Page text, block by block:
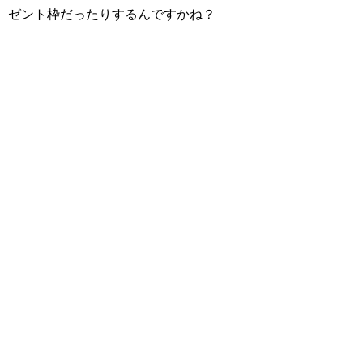
ゼント枠だったりするんですかね？